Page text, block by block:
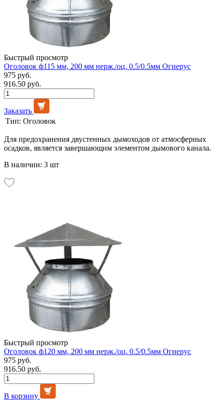
Быстрый просмотр
Оголовок ф115 мм, 200 мм нерж./оц. 0.5/0.5мм Огнерус
975 руб.
916.50 руб.
Заказать
Тип: Оголовок
Для предохранения двустенных дымоходов от атмосферных
осадков, является завершающим элементом дымового канала.
В наличии: 3 шт
Быстрый просмотр
Оголовок ф120 мм, 200 мм нерж./оц. 0.5/0.5мм Огнерус
975 руб.
916.50 руб.
В корзину